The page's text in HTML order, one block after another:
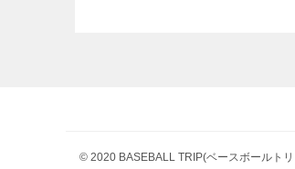
© 2020 BASEBALL TRIP(ベースボールト